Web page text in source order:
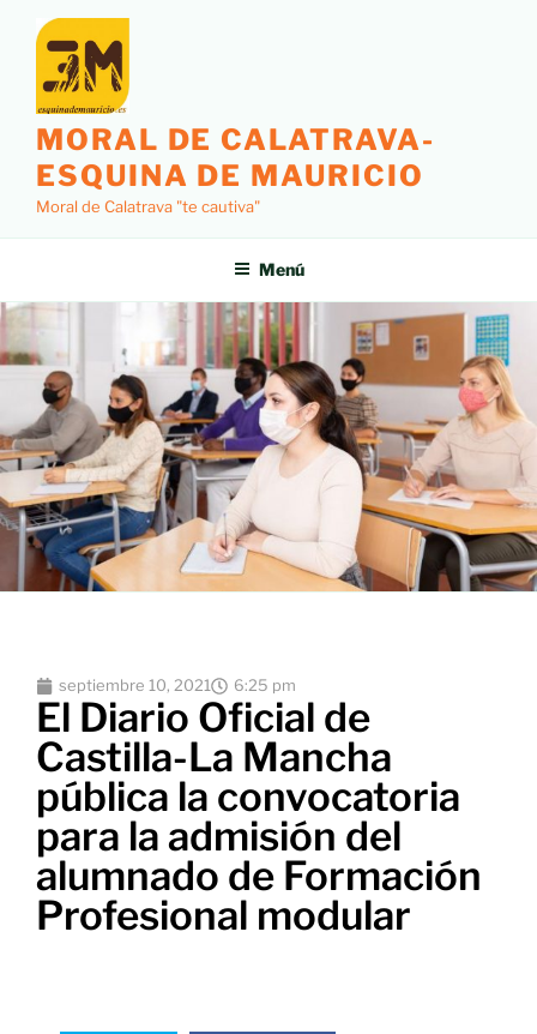
MORAL DE CALATRAVA-
ESQUINA DE MAURICIO
Moral de Calatrava "te cautiva"
Menú
septiembre 10, 2021 6:25 pm
El Diario Oficial de
Castilla-La Mancha
pública la convocatoria
para la admisión del
alumnado de Formación
Profesional modular